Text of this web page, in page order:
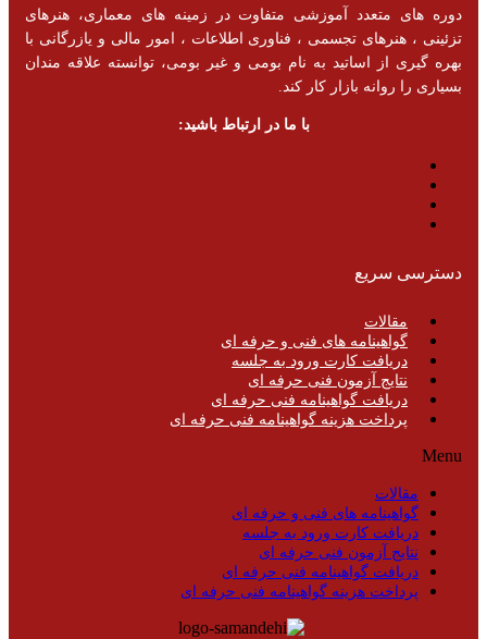
دوره های متعدد آموزشی متفاوت در زمینه های معماری، هنرهای
تزئینی ، هنرهای تجسمی ، فناوری اطلاعات ، امور مالی و یازرگانی با
بهره گیری از اساتید به نام بومی و غیر بومی، توانسته علاقه مندان
بسیاری را روانه بازار کار کند.
با ما در ارتباط باشید:
دسترسی سریع
مقالات
گواهینامه های فنی و حرفه ای
دریافت کارت ورود به جلسه
نتایج آزمون فنی حرفه ای
دریافت گواهینامه فنی حرفه ای
پرداخت هزینه گواهینامه فنی حرفه ای
Menu
مقالات
گواهینامه های فنی و حرفه ای
دریافت کارت ورود به جلسه
نتایج آزمون فنی حرفه ای
دریافت گواهینامه فنی حرفه ای
پرداخت هزینه گواهینامه فنی حرفه ای